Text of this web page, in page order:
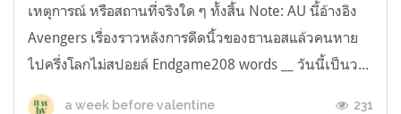
เหตุการณ์ หรือสถานที่จริงใด ๆ ทั้งสิ้น Note: AU นี้อ้างอิง
Avengers เรื่องราวหลังการดีดนิ้วของธานอสแล้วคนหาย
ไปครึ่งโลกไม่สปอยล์ Endgame208 words __ วันนี้เป็นว...
a week before valentine 231